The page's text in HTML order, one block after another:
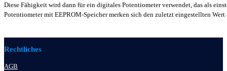
Diese Fähigkeit wird dann für ein digitales Potentiometer verwendet, das als
Potentiometer mit EEPROM-Speicher merken sich den zuletzt eingestellten
Rechtliches
AGB